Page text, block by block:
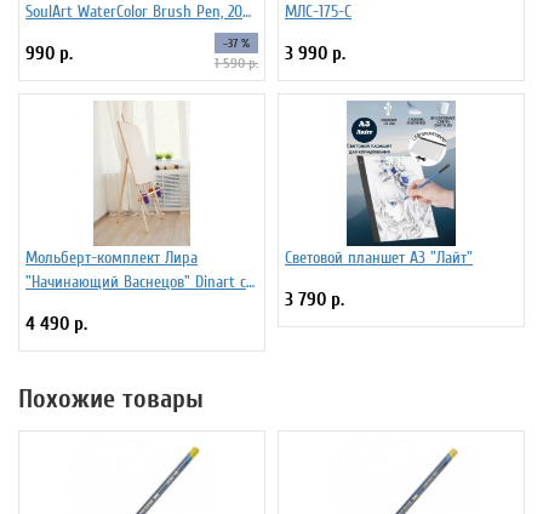
SoulArt WaterColor Brush Pen, 20
990 р. -37 %
1 590 р.
МЛС-175-С
3 990 р.
Мольберт-комплект Лира
"Начинающий Васнецов" Dinart с
стаканчиками
4 490 р.
Световой планшет А3 "Лайт"
3 790 р.
Похожие товары